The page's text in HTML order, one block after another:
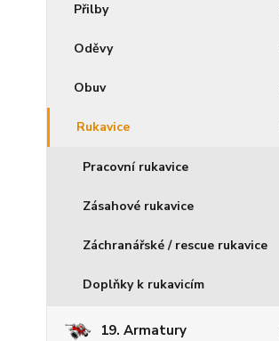
Přilby
Oděvy
Obuv
Rukavice
Pracovní rukavice
Zásahové rukavice
Záchranářské / rescue rukavice
Doplňky k rukavicím
19. Armatury